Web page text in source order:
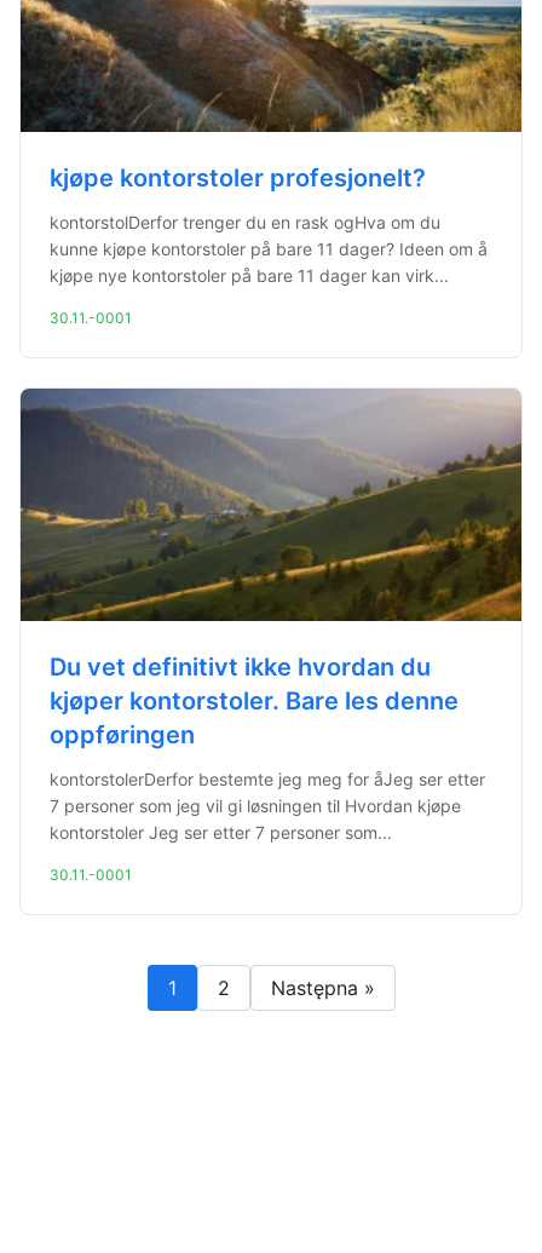
kjøpe kontorstoler profesjonelt?
kontorstolDerfor trenger du en rask ogHva om du
kunne kjøpe kontorstoler på bare 11 dager? Ideen om å
kjøpe nye kontorstoler på bare 11 dager kan virk...
30.11.-0001
Du vet definitivt ikke hvordan du
kjøper kontorstoler. Bare les denne
oppføringen
kontorstolerDerfor bestemte jeg meg for åJeg ser etter
7 personer som jeg vil gi løsningen til Hvordan kjøpe
kontorstoler Jeg ser etter 7 personer som...
30.11.-0001
1 2 Następna »